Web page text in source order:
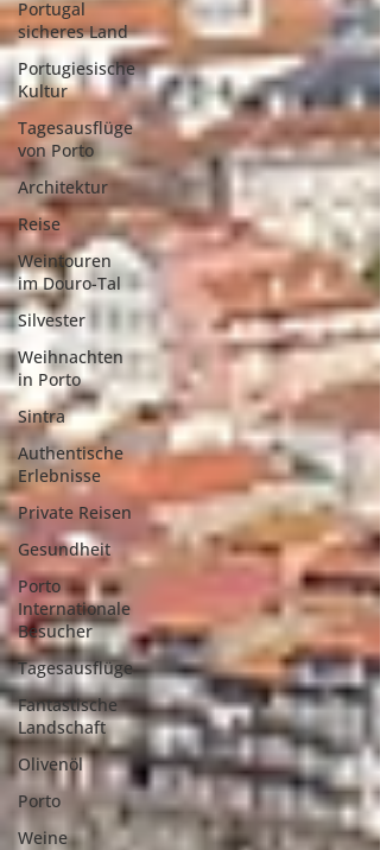
Portugal
sicheres Land
Portugiesische
Kultur
Tagesausflüge
von Porto
Architektur
Reise
Weintouren
im Douro-Tal
Silvester
Weihnachten
in Porto
Sintra
Authentische
Erlebnisse
Private Reisen
Gesundheit
Porto
Internationale
Besucher
Tagesausflüge
Fantastische
Landschaft
Olivenöl
Porto
Weine